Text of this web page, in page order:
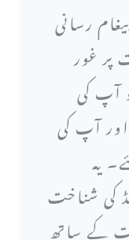
رسانی
پر غور
آپ کی
آپ کی
یہ
کی شناخت
کے ساتھ